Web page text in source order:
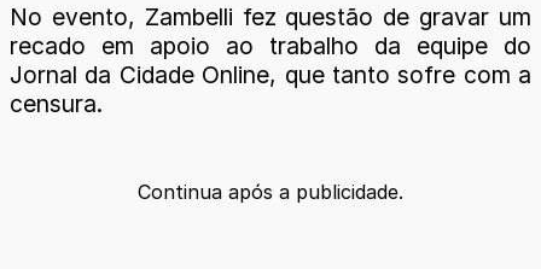
No evento, Zambelli fez questão de gravar um
recado em apoio ao trabalho da equipe do
Jornal da Cidade Online, que tanto sofre com a
censura.
Continua após a publicidade.